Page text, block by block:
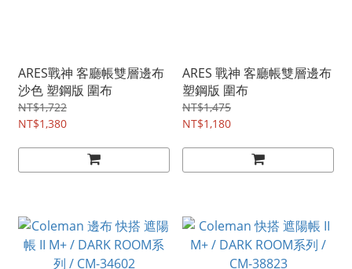
ARES戰神 客廳帳雙層邊布
沙色 塑鋼版 圍布
NT$1,722
NT$1,380
ARES 戰神 客廳帳雙層邊布
塑鋼版 圍布
NT$1,475
NT$1,180